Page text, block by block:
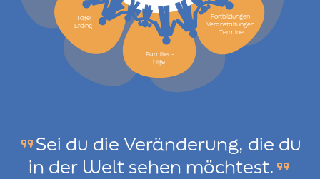
Familien-
hilfe
Tafel
Erding
Fortbildungen
Veranstaltungen
Termine
format_quoteSei du die Veränderung, die du
in der Welt sehen möchtest. format_quote